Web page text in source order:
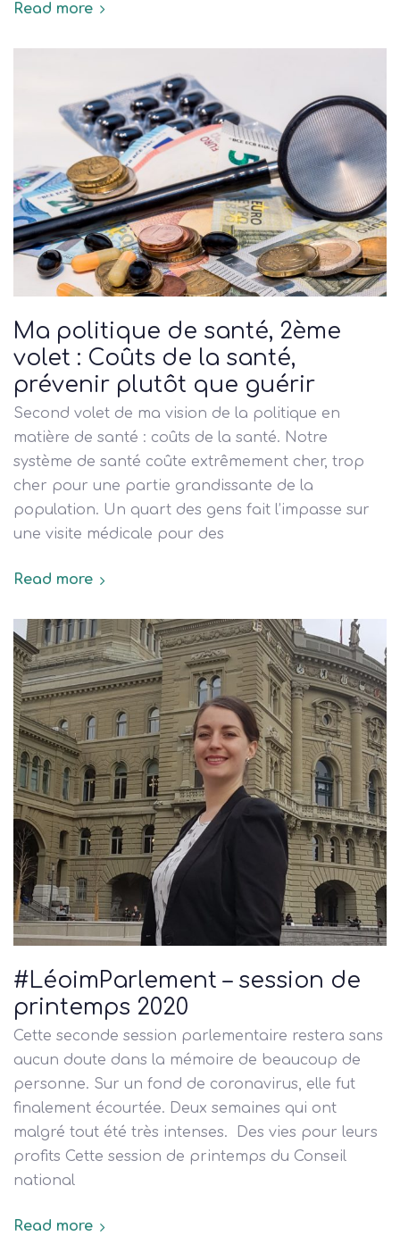
Read more
Ma politique de santé, 2ème
volet : Coûts de la santé,
prévenir plutôt que guérir
Second volet de ma vision de la politique en
matière de santé : coûts de la santé. Notre
système de santé coûte extrêmement cher, trop
cher pour une partie grandissante de la
population. Un quart des gens fait l’impasse sur
une visite médicale pour des
Read more
#LéoimParlement – session de
printemps 2020
Cette seconde session parlementaire restera sans
aucun doute dans la mémoire de beaucoup de
personne. Sur un fond de coronavirus, elle fut
finalement écourtée. Deux semaines qui ont
malgré tout été très intenses. Des vies pour leurs
profits Cette session de printemps du Conseil
national
Read more